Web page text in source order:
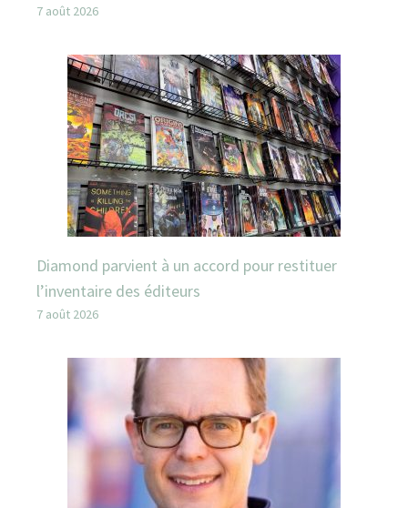
7 août 2026
Diamond parvient à un accord pour restituer
l’inventaire des éditeurs
7 août 2026